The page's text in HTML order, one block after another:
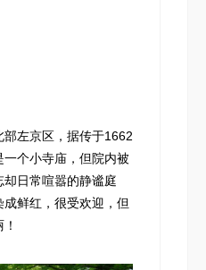
左京区，据传于1662
个小寺庙，但院内被
日常喧嚣的静谧庭
鲜红，很受欢迎，但